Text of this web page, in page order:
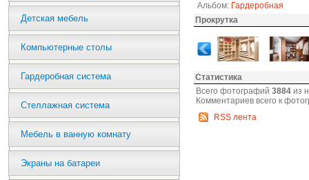
Детская мебель
Компьютерные столы
Гардеробная система
Стеллажная система
Мебель в ванную комнату
Экраны на батареи
Альбом: Гардеробная
Прокрутка
Статистика
Всего фотографий 3884 из
Комментариев всего к
RSS лента